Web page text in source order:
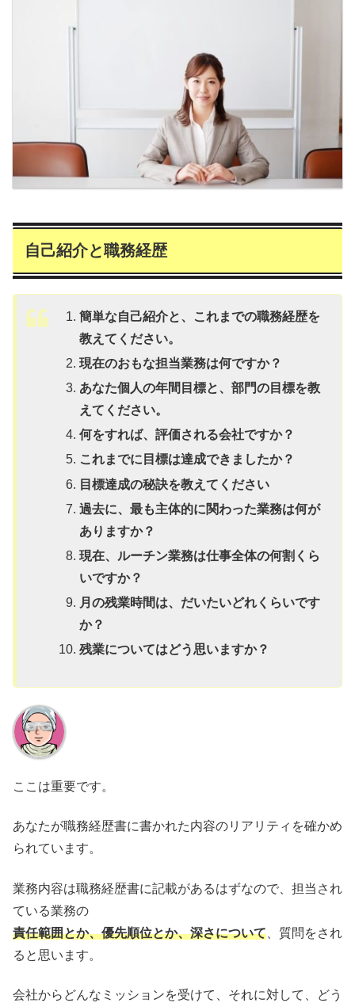
自己紹介と職務経歴
簡単な自己紹介と、これまでの職務経歴を
教えてください。
現在のおもな担当業務は何ですか？
あなた個人の年間目標と、部門の目標を教
えてください。
何をすれば、評価される会社ですか？
これまでに目標は達成できましたか？
目標達成の秘訣を教えてください
過去に、最も主体的に関わった業務は何が
ありますか？
現在、ルーチン業務は仕事全体の何割くら
いですか？
月の残業時間は、だいたいどれくらいです
か？
残業についてはどう思いますか？
ここは重要です。
あなたが職務経歴書に書かれた内容のリアリティを確かめ
られています。
業務内容は職務経歴書に記載があるはずなので、担当され
ている業務の
責任範囲とか、優先順位とか、深さについて 、質問をされ
ると思います。
会社からどんなミッションを受けて、それに対して、どう